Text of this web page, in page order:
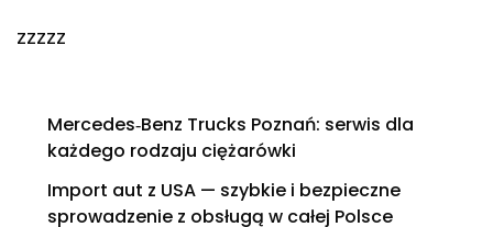
zzzzz
Mercedes‑Benz Trucks Poznań: serwis dla
każdego rodzaju ciężarówki
Import aut z USA — szybkie i bezpieczne
sprowadzenie z obsługą w całej Polsce